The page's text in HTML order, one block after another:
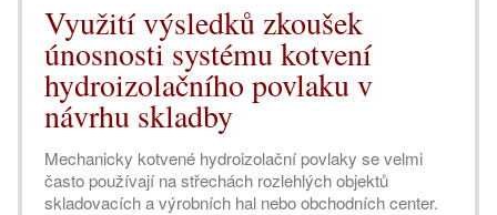
Využití výsledků zkoušek
únosnosti systému kotvení
hydroizolačního povlaku v
návrhu skladby
Mechanicky kotvené hydroizolační povlaky se velmi
často používají na střechách rozlehlých objektů
skladovacích a výrobních hal nebo obchodních center.